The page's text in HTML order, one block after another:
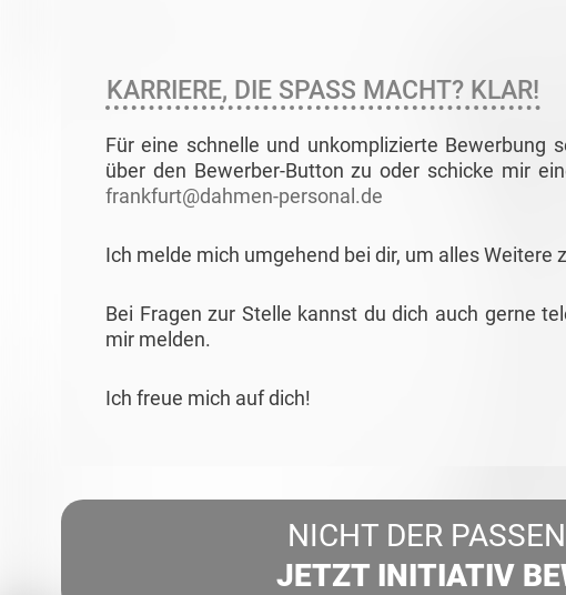
KARRIERE, DIE SPASS MACHT? KLAR!
Für eine schnelle und unkomplizierte Bewerbung
über den Bewerber-Button zu oder schicke mir
frankfurt@dahmen-personal.de
Ich melde mich umgehend bei dir, um alles Weitere
Bei Fragen zur Stelle kannst du dich auch gerne
mir melden.
Ich freue mich auf dich!
NICHT DER
JETZT INITIATIV